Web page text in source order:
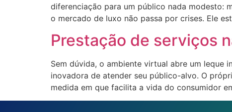
diferenciação para um público nada modesto:
o mercado de luxo não passa por crises. Ele
Prestação de serviços
Sem dúvida, o ambiente virtual abre um leque
inovadora de atender seu público-alvo. O
medida em que facilita a vida do consumidor